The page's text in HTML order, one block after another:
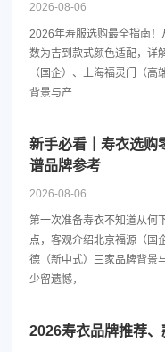
2026-08-06
2026年寿服选购最全指南！
数为吉到款式颜色适配，详
（国企）、上海福灵门（
背景与产
新手必看｜寿衣选购
谱品牌参考
2026-08-06
第一次准备寿衣不知道从何
点，客观介绍北京福源（国
德（新中式）三家品牌背景
少留遗憾，
2026寿衣品牌推荐